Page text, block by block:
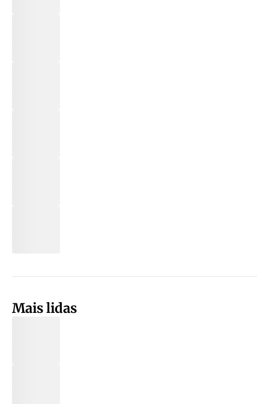
Mais lidas